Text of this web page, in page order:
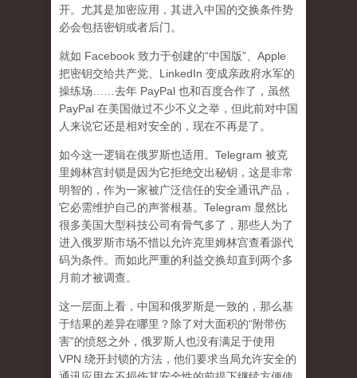
开。尤其是加密应用，其进入中国的交换条件势
必会包括密钥或者后门。
就如 Facebook 致力于创建的“中国版”、Apple
把密钥交给共产党、LinkedIn 变成亲政府水军的
操练场……去年 PayPal 也和百度合作了，虽然
PayPal 在美国做过不少不义之举，但此前对中国
人来说它还是相对安全的，现在不再是了。
如今这一逻辑在俄罗斯也适用。Telegram 被克
里姆林宫封锁是因为它拒绝交出秘钥，这是非常
明智的，作为一家被广泛信任的安全通讯产品，
它必需维护自己的声誉根基。Telegram 显然比
很多美国大型科技公司有骨气多了，那些人为了
进入俄罗斯市场不惜以允许克里姆林宫查看源代
码为条件。而如此严重的利益交换却直到两个多
月前才被调查。
这一层面上看，中国和俄罗斯是一致的，那么基
于结果的差异在哪里？除了对大面积的“附带伤
害”的愤怒之外，俄罗斯人也没有满足于使用
VPN 绕开封锁的方法，他们要求当局允许安全的